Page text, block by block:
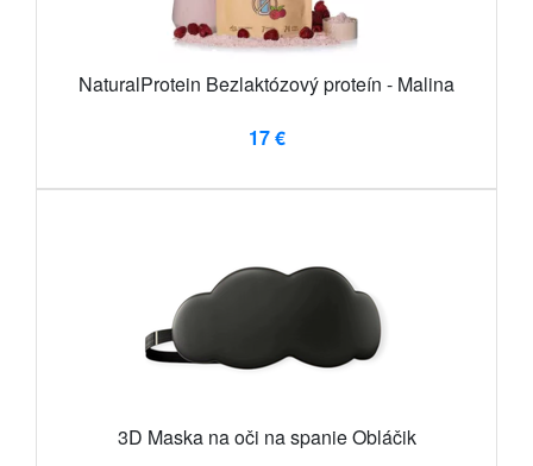
NaturalProtein Bezlaktózový proteín - Malina
17 €
3D Maska na oči na spanie Obláčik